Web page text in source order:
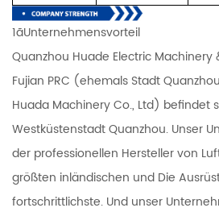
1ãUnternehmensvorteil
Quanzhou Huade Electric Machinery
Fujian PRC (ehemals Stadt
Huada Machinery Co., Ltd) befindet
Westküstenstadt Quanzhou. Unser
der professionellen Hersteller von
größten inländischen und Die
fortschrittlichste. Und unser